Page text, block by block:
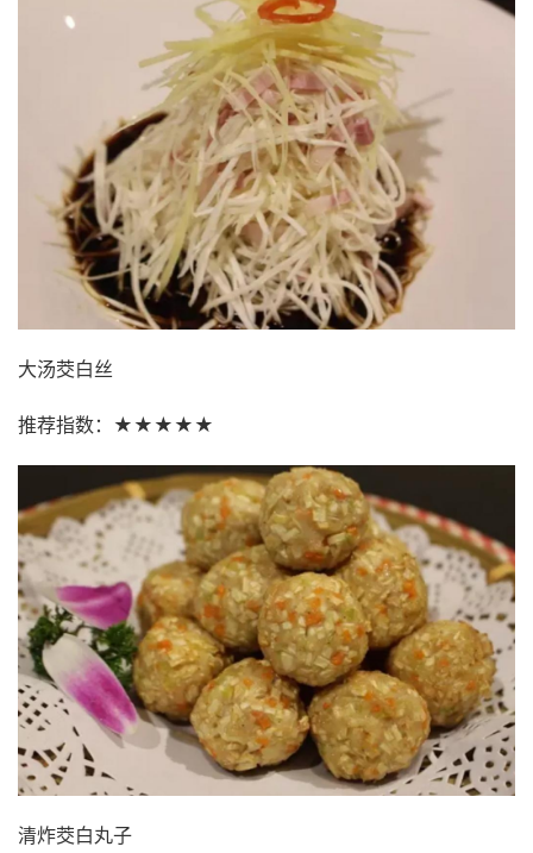
大汤茭白丝
推荐指数：★★★★★
清炸茭白丸子